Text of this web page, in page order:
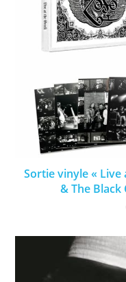
Sortie vinyle « Live
& The Black